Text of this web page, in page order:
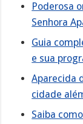
Poderosa
Senhora
Guia
e sua
Aparecida
cidade
Saiba